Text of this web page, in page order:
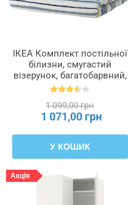
ІКЕА Комплект постільної
білизни, смугастий
візерунок, багатобарвний,
150x200, 50x60 см
1 099,00 грн
1 071,00 грн
У КОШИК
Акція